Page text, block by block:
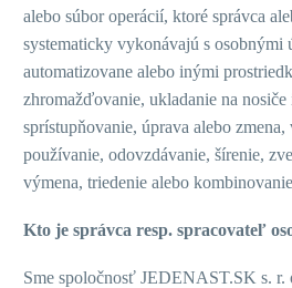
alebo súbor operácií, ktoré správca
systematicky vykonávajú s osobnými
automatizovane alebo inými
zhromažďovanie, ukladanie na
sprístupňovanie, úprava alebo
používanie, odovzdávanie, šírenie,
výmena, triedenie alebo
Kto je správca resp. spracovateľ
Sme spoločnosť JEDENAST.SK s. r.